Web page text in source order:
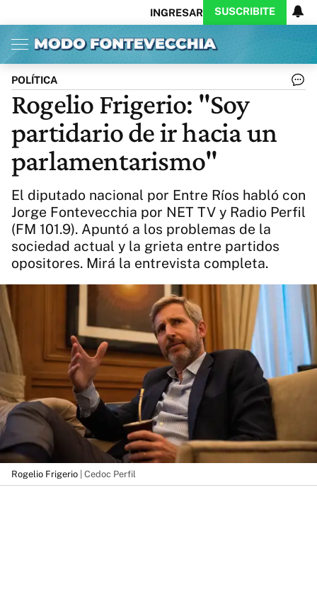
INGRESAR SUSCRIBITE
Inicio Ahora
Opinión
Política
Ciencia
Cultura
Arte
Educación
Internacional
Clima
Deportes
CARAS
Exitoina
Turismo
Videos
Córdoba
Business
Noticias
Caras
Exitoina
Gaming
Vivo
Diario del Juicio
Actualidad
POLÍTICA
Rogelio Frigerio: "Soy
partidario de ir hacia un
parlamentarismo"
El diputado nacional por Entre Ríos habló con
Jorge Fontevecchia por NET TV y Radio Perfil
(FM 101.9). Apuntó a los problemas de la
sociedad actual y la grieta entre partidos
opositores. Mirá la entrevista completa.
Rogelio Frigerio | Cedoc Perfil